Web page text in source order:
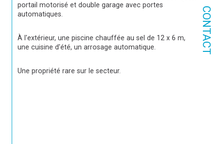
CONTACT
portail motorisé et double garage avec portes
automatiques.
À l'extérieur, une piscine chauffée au sel de 12 x 6 m,
une cuisine d'été, un arrosage automatique.
Une propriété rare sur le secteur.